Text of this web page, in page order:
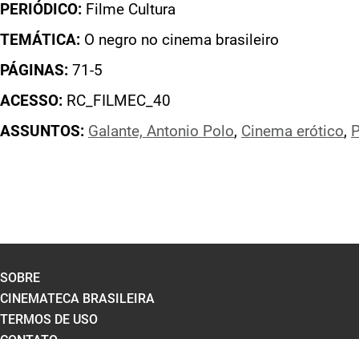
PERIÓDICO: Filme Cultura
TEMÁTICA: O negro no cinema brasileiro
PÁGINAS: 71-5
ACESSO: RC_FILMEC_40
ASSUNTOS: Galante, Antonio Polo, Cinema erótico,
SOBRE
CINEMATECA BRASILEIRA
TERMOS DE USO